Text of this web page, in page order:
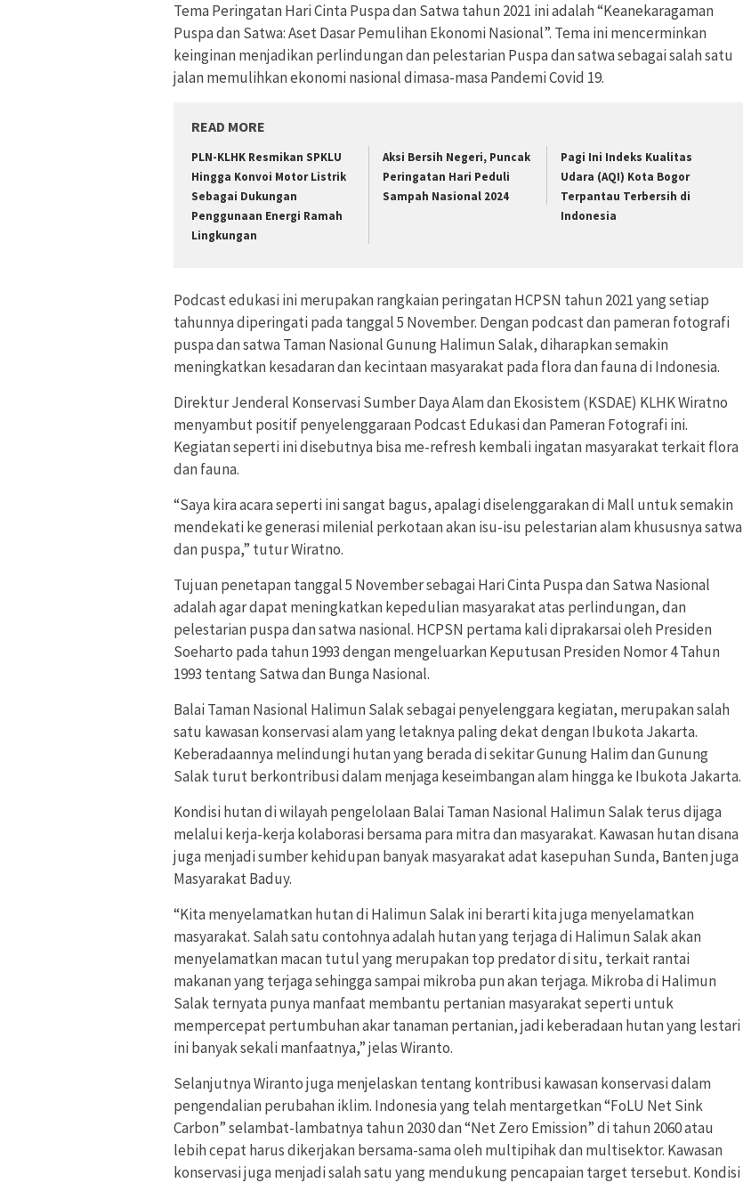
Tema Peringatan Hari Cinta Puspa dan Satwa tahun 2021 ini adalah “Keanekaragaman
Puspa dan Satwa: Aset Dasar Pemulihan Ekonomi Nasional”. Tema ini mencerminkan
keinginan menjadikan perlindungan dan pelestarian Puspa dan satwa sebagai salah satu
jalan memulihkan ekonomi nasional dimasa-masa Pandemi Covid 19.
READ MORE
PLN-KLHK Resmikan SPKLU
Hingga Konvoi Motor Listrik
Sebagai Dukungan
Penggunaan Energi Ramah
Lingkungan
Aksi Bersih Negeri, Puncak
Peringatan Hari Peduli
Sampah Nasional 2024
Pagi Ini Indeks Kualitas
Udara (AQI) Kota Bogor
Terpantau Terbersih di
Indonesia
Podcast edukasi ini merupakan rangkaian peringatan HCPSN tahun 2021 yang setiap
tahunnya diperingati pada tanggal 5 November. Dengan podcast dan pameran fotografi
puspa dan satwa Taman Nasional Gunung Halimun Salak, diharapkan semakin
meningkatkan kesadaran dan kecintaan masyarakat pada flora dan fauna di Indonesia.
Direktur Jenderal Konservasi Sumber Daya Alam dan Ekosistem (KSDAE) KLHK Wiratno
menyambut positif penyelenggaraan Podcast Edukasi dan Pameran Fotografi ini.
Kegiatan seperti ini disebutnya bisa me-refresh kembali ingatan masyarakat terkait flora
dan fauna.
“Saya kira acara seperti ini sangat bagus, apalagi diselenggarakan di Mall untuk semakin
mendekati ke generasi milenial perkotaan akan isu-isu pelestarian alam khususnya satwa
dan puspa,” tutur Wiratno.
Tujuan penetapan tanggal 5 November sebagai Hari Cinta Puspa dan Satwa Nasional
adalah agar dapat meningkatkan kepedulian masyarakat atas perlindungan, dan
pelestarian puspa dan satwa nasional. HCPSN pertama kali diprakarsai oleh Presiden
Soeharto pada tahun 1993 dengan mengeluarkan Keputusan Presiden Nomor 4 Tahun
1993 tentang Satwa dan Bunga Nasional.
Balai Taman Nasional Halimun Salak sebagai penyelenggara kegiatan, merupakan salah
satu kawasan konservasi alam yang letaknya paling dekat dengan Ibukota Jakarta.
Keberadaannya melindungi hutan yang berada di sekitar Gunung Halim dan Gunung
Salak turut berkontribusi dalam menjaga keseimbangan alam hingga ke Ibukota Jakarta.
Kondisi hutan di wilayah pengelolaan Balai Taman Nasional Halimun Salak terus dijaga
melalui kerja-kerja kolaborasi bersama para mitra dan masyarakat. Kawasan hutan disana
juga menjadi sumber kehidupan banyak masyarakat adat kasepuhan Sunda, Banten juga
Masyarakat Baduy.
“Kita menyelamatkan hutan di Halimun Salak ini berarti kita juga menyelamatkan
masyarakat. Salah satu contohnya adalah hutan yang terjaga di Halimun Salak akan
menyelamatkan macan tutul yang merupakan top predator di situ, terkait rantai
makanan yang terjaga sehingga sampai mikroba pun akan terjaga. Mikroba di Halimun
Salak ternyata punya manfaat membantu pertanian masyarakat seperti untuk
mempercepat pertumbuhan akar tanaman pertanian, jadi keberadaan hutan yang lestari
ini banyak sekali manfaatnya,” jelas Wiranto.
Selanjutnya Wiranto juga menjelaskan tentang kontribusi kawasan konservasi dalam
pengendalian perubahan iklim. Indonesia yang telah mentargetkan “FoLU Net Sink
Carbon” selambat-lambatnya tahun 2030 dan “Net Zero Emission” di tahun 2060 atau
lebih cepat harus dikerjakan bersama-sama oleh multipihak dan multisektor. Kawasan
konservasi juga menjadi salah satu yang mendukung pencapaian target tersebut. Kondisi